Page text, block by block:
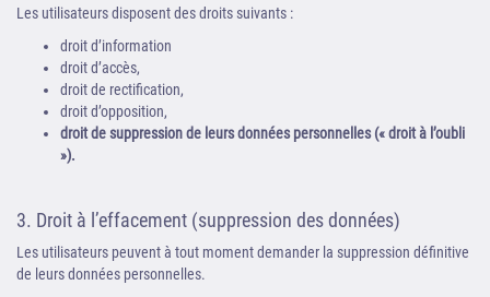
Les utilisateurs disposent des droits suivants :
droit d’information
droit d’accès,
droit de rectification,
droit d’opposition,
droit de suppression de leurs données personnelles (« droit à l’oubli
»).
3. Droit à l’effacement (suppression des données)
Les utilisateurs peuvent à tout moment demander la suppression définitive
de leurs données personnelles.